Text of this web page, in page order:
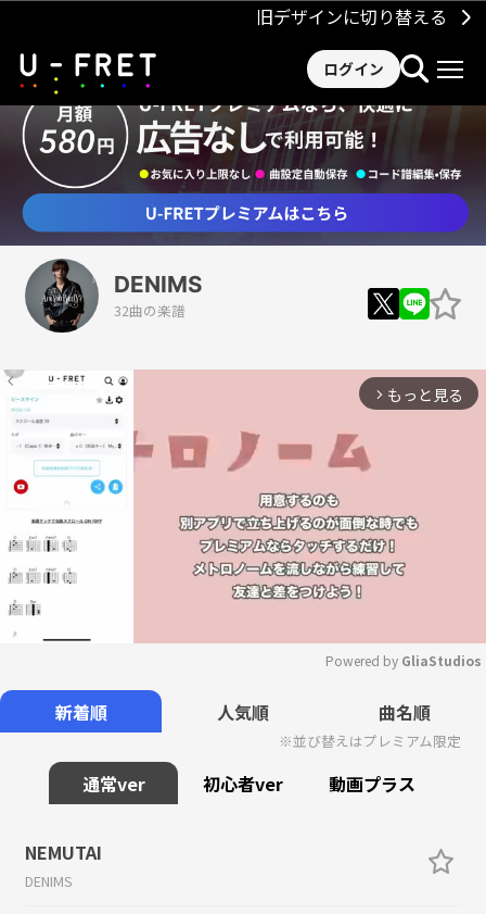
旧デザインに切り替える
ログイン
DENIMS
32曲の楽譜
arrow_forward_ios もっと見る
Mute
Powered by GliaStudios
新着順 人気順 曲名順
※並び替えはプレミアム限定
通常ver 初心者ver 動画プラス
NEMUTAI
DENIMS